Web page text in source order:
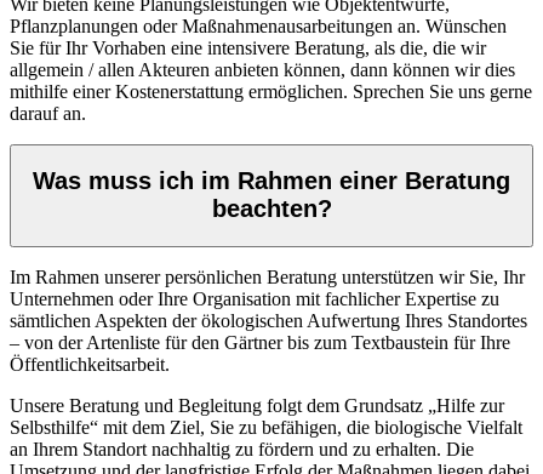
Pflanzplanungen oder Maßnahmenausarbeitungen an. Wünschen
Sie für Ihr Vorhaben eine intensivere Beratung, als die, die wir
allgemein / allen Akteuren anbieten können, dann können wir dies
mithilfe einer Kostenerstattung ermöglichen. Sprechen Sie uns gerne
darauf an.
Was muss ich im Rahmen einer Beratung
beachten?
Im Rahmen unserer persönlichen Beratung unterstützen wir Sie, Ihr
Unternehmen oder Ihre Organisation mit fachlicher Expertise zu
sämtlichen Aspekten der ökologischen Aufwertung Ihres Standortes
– von der Artenliste für den Gärtner bis zum Textbaustein für Ihre
Öffentlichkeitsarbeit.
Unsere Beratung und Begleitung folgt dem Grundsatz „Hilfe zur
Selbsthilfe“ mit dem Ziel, Sie zu befähigen, die biologische Vielfalt
an Ihrem Standort nachhaltig zu fördern und zu erhalten. Die